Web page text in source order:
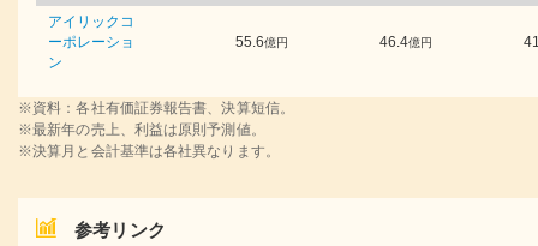
アイリックコ
ーポレーショ
ン
55.6億円 46.4億円
※資料：各社有価証券報告書、決算短信。
※最新年の売上、利益は原則予測値。
※決算月と会計基準は各社異なります。
参考リンク